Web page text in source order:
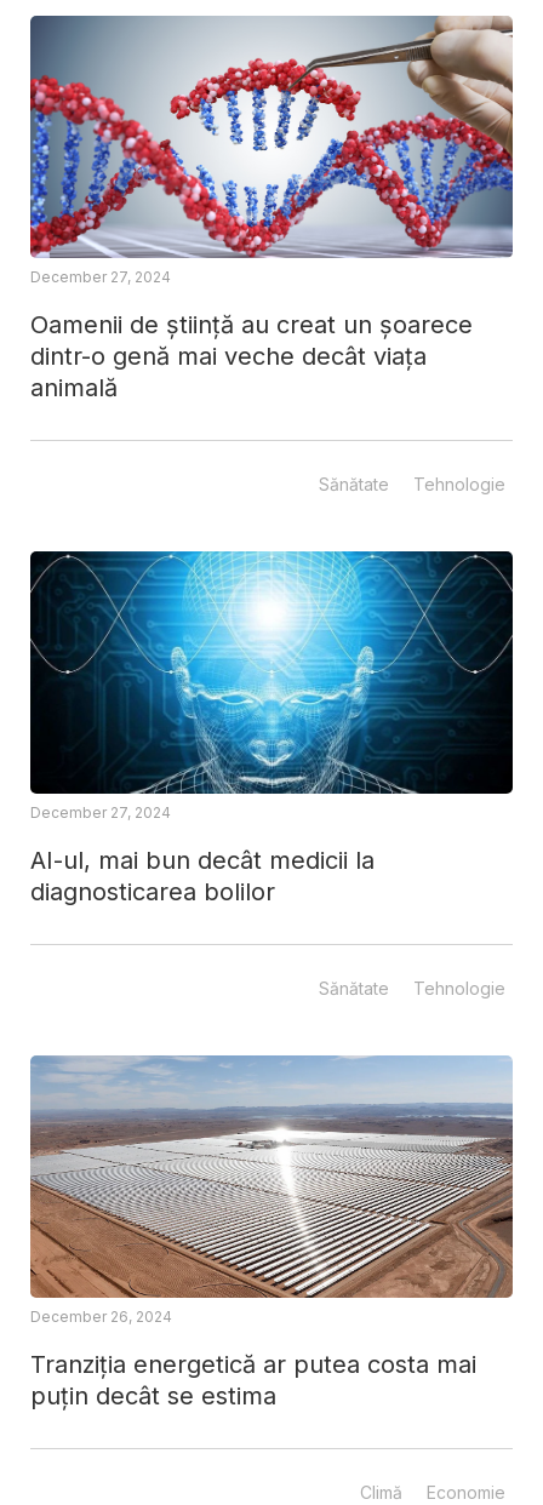
Oamenii de știință au creat un șoarece
dintr-o genă mai veche decât viața
animală
December 27, 2024
Sănătate Tehnologie
AI-ul, mai bun decât medicii la
diagnosticarea bolilor
December 27, 2024
Sănătate Tehnologie
Tranziția energetică ar putea costa mai
puțin decât se estima
December 26, 2024
Climă Economie